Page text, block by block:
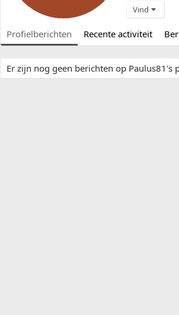
Vind
Profielberichten Recente activiteit
Er zijn nog geen berichten op Paulus81's